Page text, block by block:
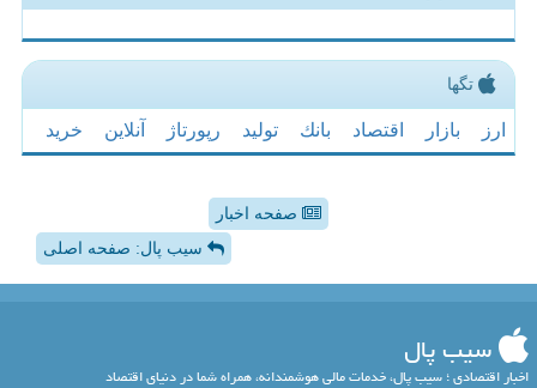
تگها
ارز بازار اقتصاد بانك تولید رپورتاژ آنلاین خرید
صفحه اخبار
سیب پال: صفحه اصلی
سیب پال
اخبار اقتصادی ؛ سیب پال، خدمات مالی هوشمندانه، همراه شما در دنیای اقتصاد